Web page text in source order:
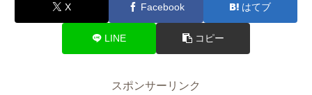
X Facebook はてブ
LINE コピー
スポンサーリンク